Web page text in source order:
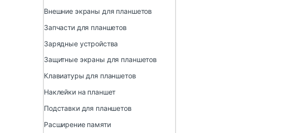
Внешние экраны для планшетов
Запчасти для планшетов
Зарядные устройства
Защитные экраны для планшетов
Клавиатуры для планшетов
Наклейки на планшет
Подставки для планшетов
Расширение памяти